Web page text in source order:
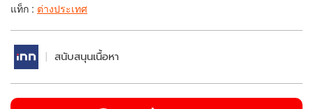
แท็ก : ต่างประเทศ
สนับสนุนเนื้อหา